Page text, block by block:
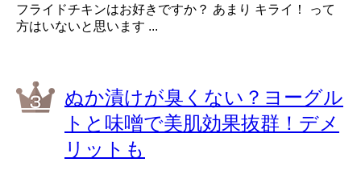
フライドチキンはお好きですか？ あまり キライ！ って
方はいないと思います ...
ぬか漬けが臭くない？ヨーグル
トと味噌で美肌効果抜群！デメ
リットも